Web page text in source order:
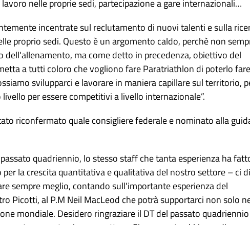
nelle proprie sedi, partecipazione a gare internazionali…
incentrate sul reclutamento di nuovi talenti e sulla
proprio sedi. Questo è un argomento caldo, perchè non
ma come detto in precedenza, obiettivo del
a tutti coloro che vogliono fare Paratriathlon di poterlo fare
svilupparci e lavorare in maniera capillare sul territorio,
per essere competitivi a livello internazionale”.
riconfermato quale consigliere federale e nominato alla
quadriennio, lo stesso staff che tanta esperienza ha
la crescita quantitativa e qualitativa del nostro settore – ci
sempre meglio, contando sull'importante esperienza del
Picotti, al P.M Neil MacLeod che potrà supportarci non solo
mondiale. Desidero ringraziare il DT del passato quadriennio